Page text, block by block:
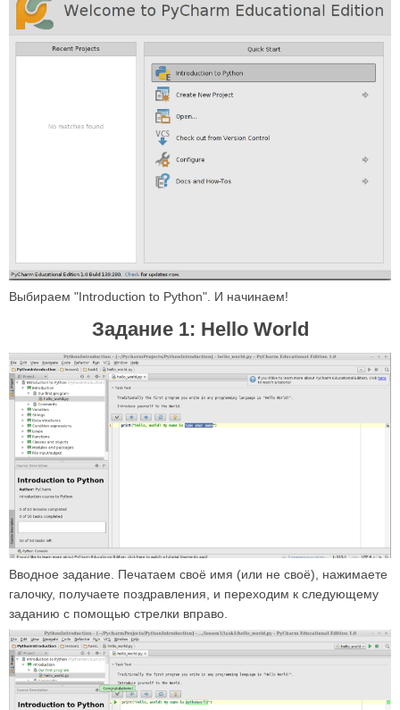
Выбираем "Introduction to Python". И начинаем!
Задание 1: Hello World
Вводное задание. Печатаем своё имя (или не своё), нажимаете
галочку, получаете поздравления, и переходим к следующему
заданию с помощью стрелки вправо.